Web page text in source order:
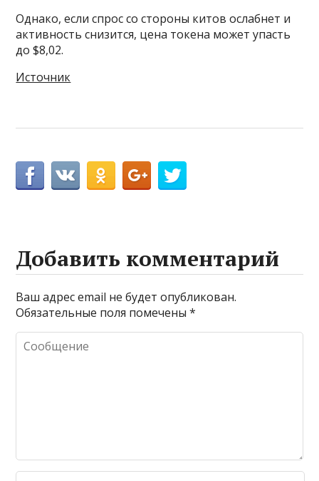
Однако, если спрос со стороны китов ослабнет и
активность снизится, цена токена может упасть
до $8,02.
Источник
Добавить комментарий
Ваш адрес email не будет опубликован.
Обязательные поля помечены*